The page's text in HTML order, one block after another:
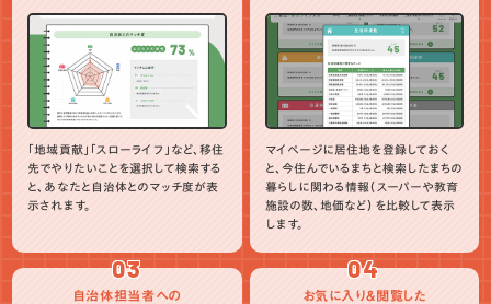
「地域貢献」「スローライフ」など、移住
先でやりたいことを選択して検索する
と、あなたと自治体とのマッチ度が表
示されます。
マイページに居住地を登録しておく
と、今住んでいるまちと検索したまちの
暮らしに関わる情報（スーパーや教育
施設の数、地価など）を比較して表示
します。
03
自治体担当者への
04
お気に入り＆閲覧した